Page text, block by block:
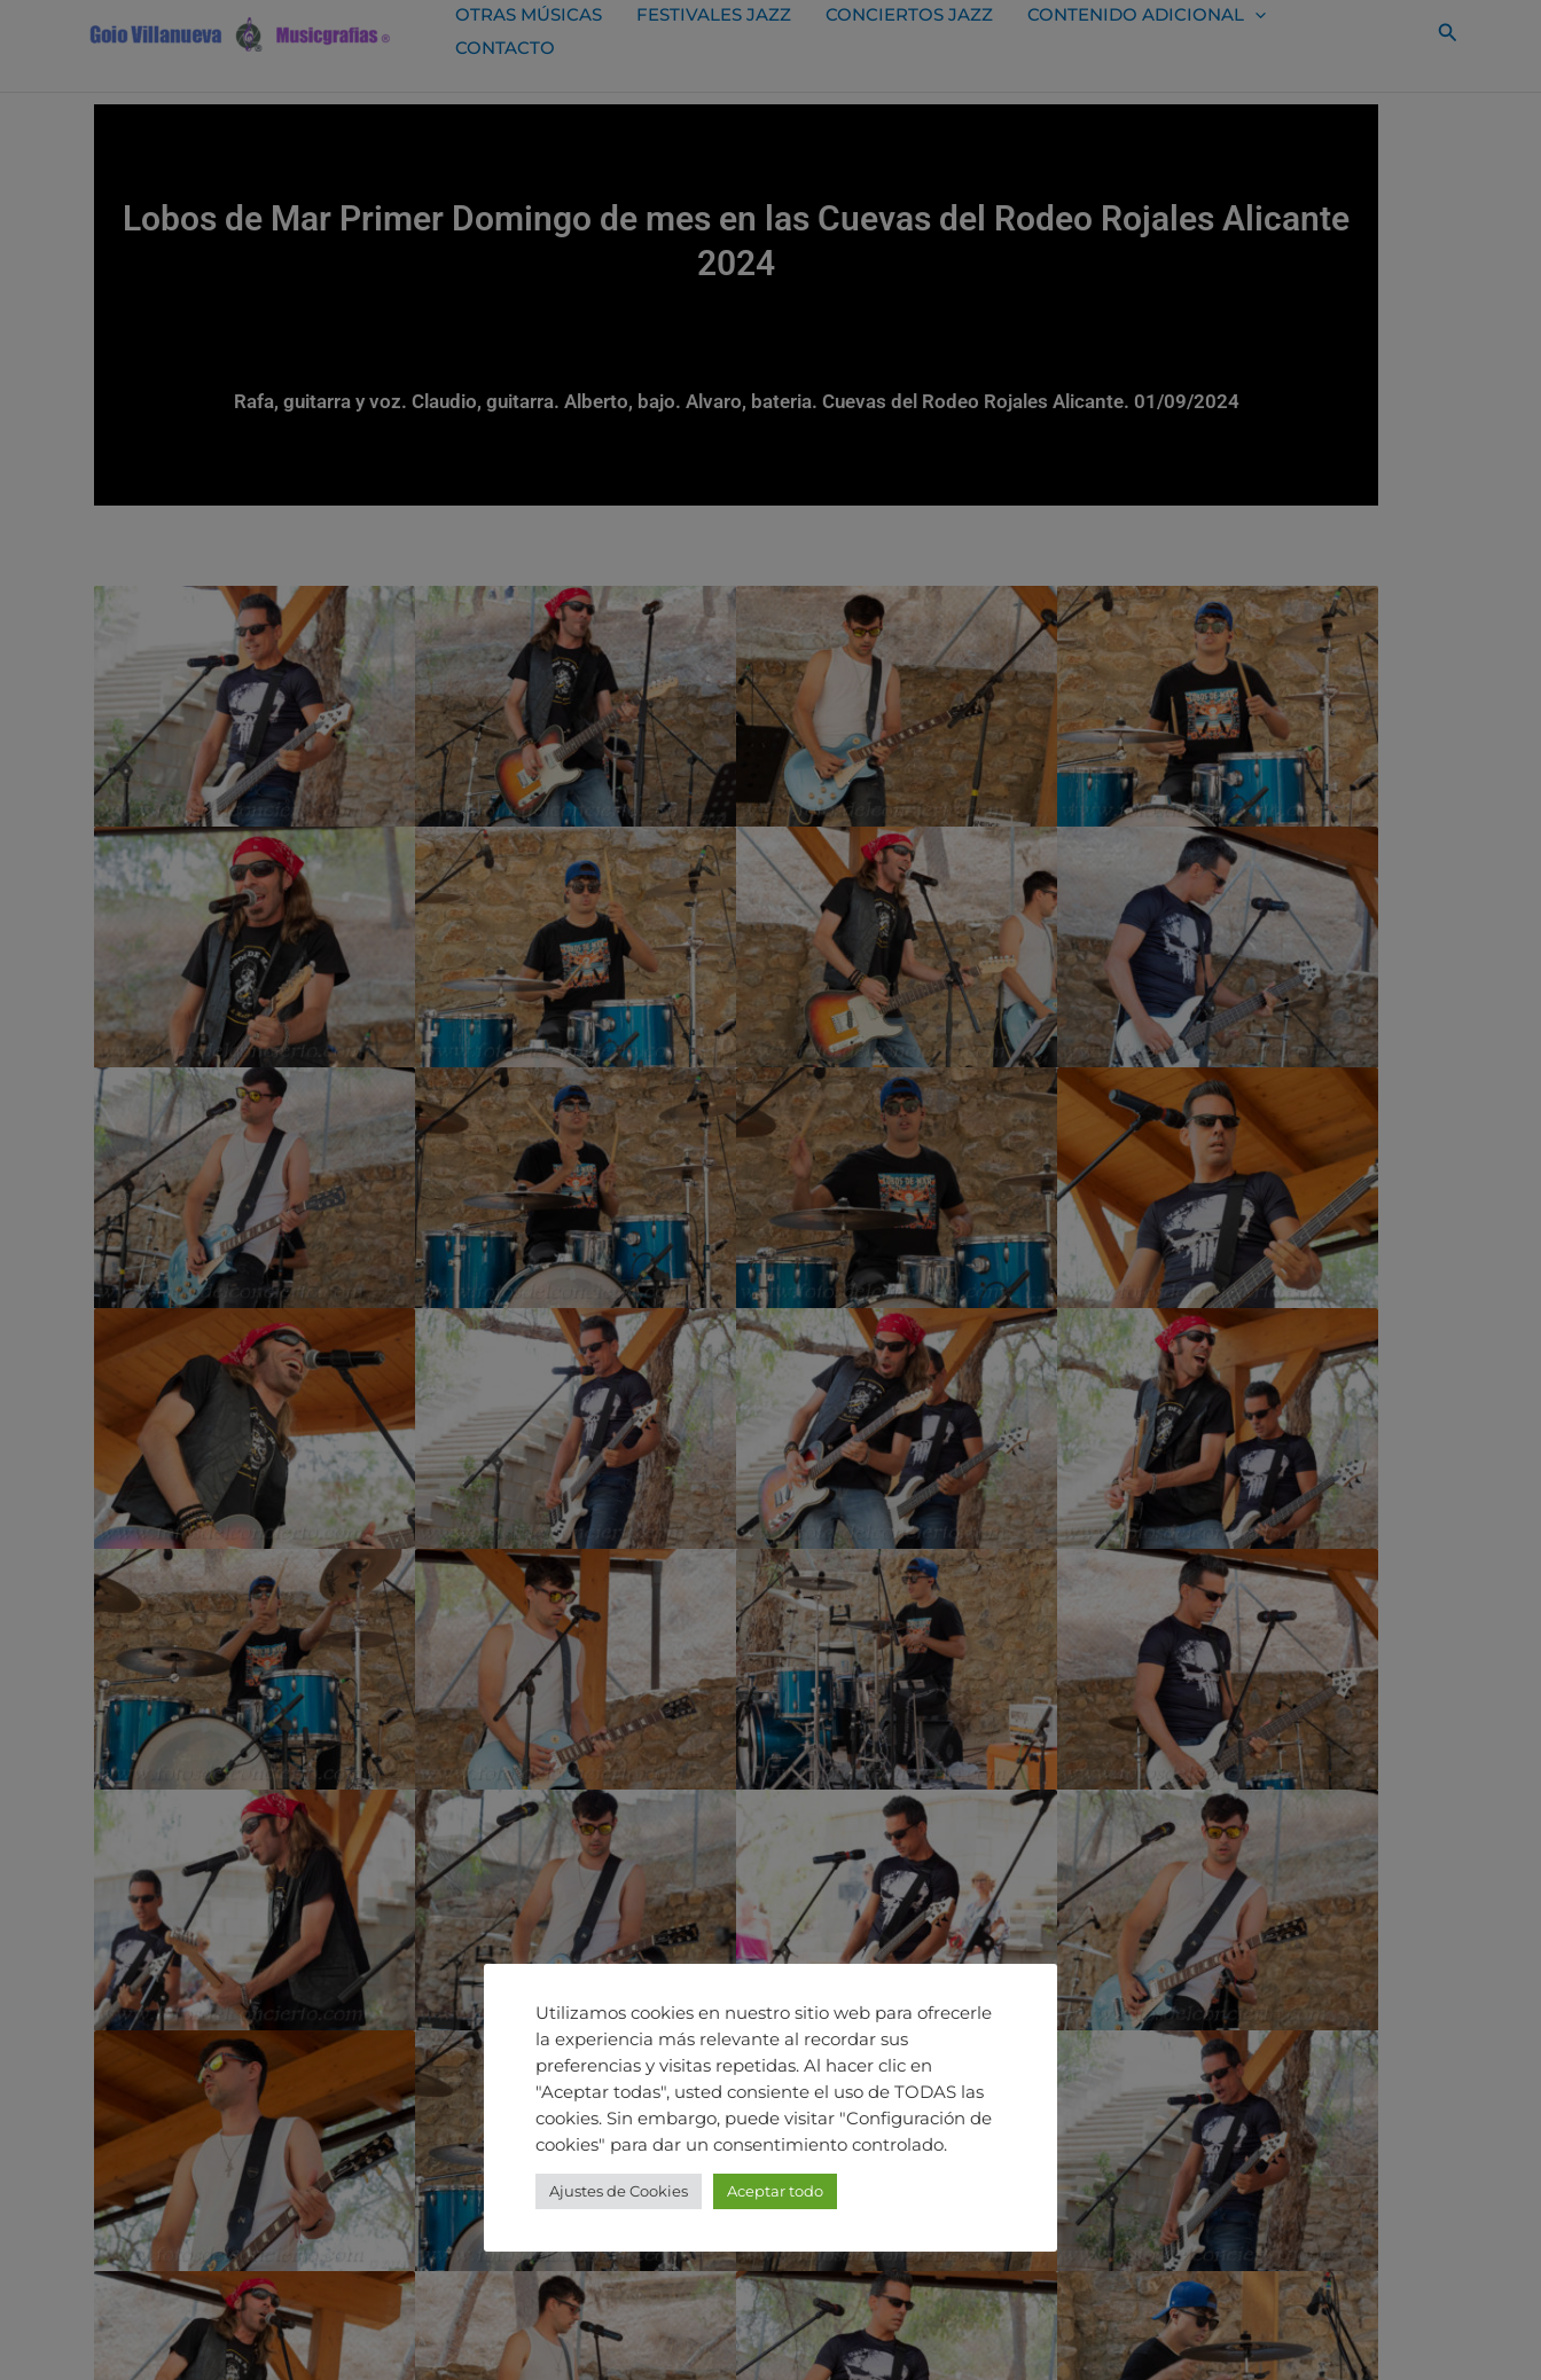
OTRAS MÚSICAS FESTIVALES JAZZ CONCIERTOS JAZZ
CONTENIDO ADICIONAL
CONTACTO
Buscar
Lobos de Mar Primer Domingo de mes en las Cuevas del Rodeo Rojales Alicante
2024
Rafa, guitarra y voz. Claudio, guitarra. Alberto, bajo. Alvaro, bateria. Cuevas del Rodeo Rojales Alicante. 01/09/2024
Utilizamos cookies en nuestro sitio web para ofrecerle
la experiencia más relevante al recordar sus
preferencias y visitas repetidas. Al hacer clic en
"Aceptar todas", usted consiente el uso de TODAS las
cookies. Sin embargo, puede visitar "Configuración de
cookies" para dar un consentimiento controlado.
Ajustes de Cookies Aceptar todo